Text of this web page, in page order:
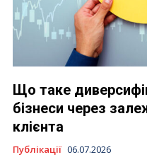
Що таке
бізнеси через
клієнта
Публікації 06.07.2026